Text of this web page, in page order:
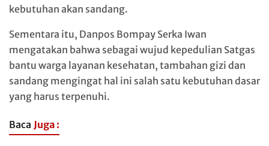
kebutuhan akan sandang.
Sementara itu, Danpos Bompay Serka Iwan
mengatakan bahwa sebagai wujud kepedulian Satgas
bantu warga layanan kesehatan, tambahan gizi dan
sandang mengingat hal ini salah satu kebutuhan dasar
yang harus terpenuhi.
Baca Juga :